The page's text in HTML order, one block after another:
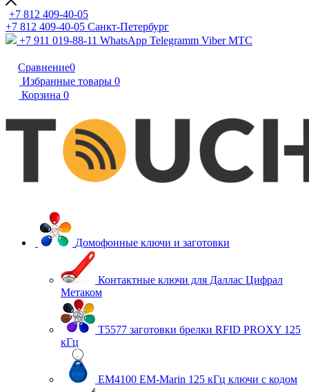
+7 812 409-40-05
+7 812 409-40-05 Санĸт-Петербург
+7 911 019-88-11 WhatsApp Telegramm Viber МТС
Сравнение0
Избранные товары 0
Корзина 0
Домофонные ключи и заготовки
Контактные ключи для Даллас Цифрал
Метаком
T5577 заготовки брелки RFID PROXY 125
кГц
EM4100 EM-Marin 125 кГц ключи с кодом